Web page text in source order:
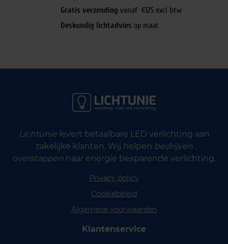
Gratis verzending vanaf €125 excl btw
Deskundig lichtadvies op maat
Lichtunielevert betaalbare LED verlichting aan
zakelijke klanten. Wij helpen bedrijven
overstappen naar energie besparende verlichting.
Privacy policy
Cookiebeleid
Algemene voorwaarden
Klantenservice